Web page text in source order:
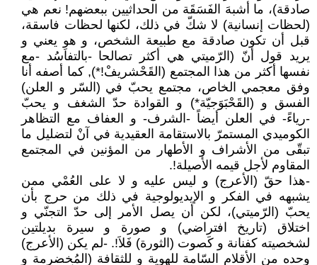
صادقة)، ما أشبهَ الفَسَقَة من الحداثيين ببعضهم! نعم هي
(لحظات إنسانية) لا شكّ في ذلك، لكنها لحظات فاسقة،
قبل أن تكون صادقة مع طبيعة الشخص، و هو يعني و
يريد قول أنّ (الرّميتي هي أكثر تصالحا -بالتفاَسُد -مع
نفسها أكثر من هذا المجتمع (القَحْشريفْ!*), كما أصفه أنا
وفق معجمي الخاص، مجتمع يحبّ في (السّر و العلن)
الفسق و (القَحْبَوَجيّة*) و القوادة حدّ الشغف و يحبّ
-رياءً- في العلن أيضاً -الشرف- و العفاف مع التظاهر
الكوميدي المستمرّ بالاستقامة العقيدية في آنْ لتضليل ما
تبقّى من الأشراف و الأطهار من المؤنين في المجتمع
المقاوم لأجل قيمه الأصيلة!.
-هذا حقّ (الأعرج) و ليس عليه و لا على العُمْي ممن
يشبهه في الفكر و الإيديولوجية في ذلك من حرج بأن
يحبّ (الرّميتي)، لكن أن يصل الأمر إلى حدّ التجنّي و
اختلاق (تاريخ افتراضي) و صورة و سيرة بديلتين
لشخصيته كفنانة و كَصوت (الثورة) فَلاَ!. -لم يكن (الأعرج)
وحده من الأقلام السّامة للهوية و للثقافة (المُخضرمة و